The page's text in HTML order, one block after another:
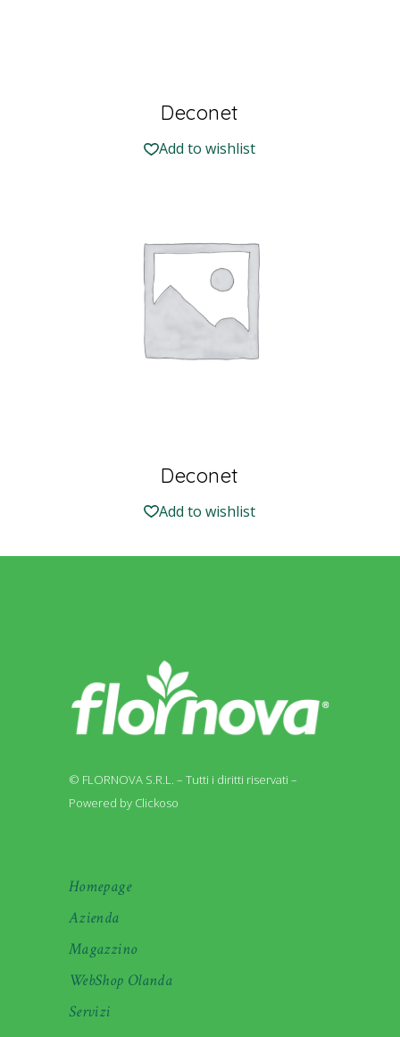
Deconet
Add to wishlist
Deconet
Add to wishlist
© FLORNOVA S.R.L. – Tutti i diritti riservati –
Powered by Clickoso
Homepage
Azienda
Magazzino
WebShop Olanda
Servizi